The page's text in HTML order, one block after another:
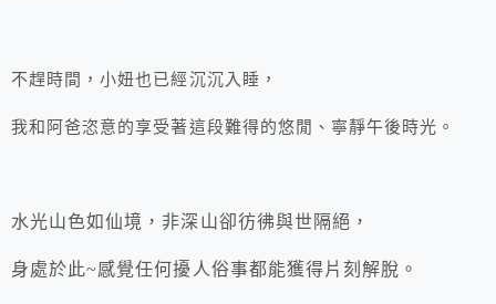
不趕時間，小妞也已經沉沉入睡，
我和阿爸恣意的享受著這段難得的悠閒、寧靜午後時光。
水光山色如仙境，非深山卻彷彿與世隔絕，
身處於此~感覺任何擾人俗事都能獲得片刻解脫。